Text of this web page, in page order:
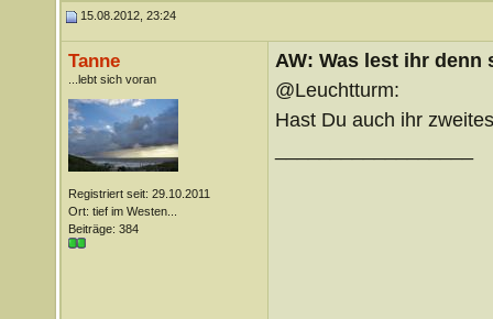
15.08.2012, 23:24
Tanne
...lebt sich voran
Registriert seit: 29.10.2011
Ort: tief im Westen...
Beiträge: 384
AW: Was lest ihr denn
@Leuchtturm:
Hast Du auch ihr